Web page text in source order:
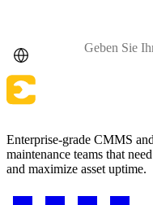
Enterprise-grade CMMS
maintenance teams that
and maximize asset uptime.
Footer